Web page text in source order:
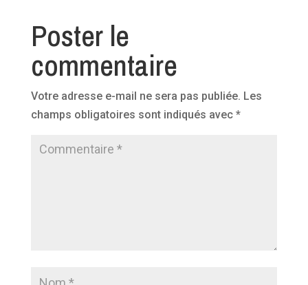
Poster le
commentaire
Votre adresse e-mail ne sera pas publiée. Les
champs obligatoires sont indiqués avec *